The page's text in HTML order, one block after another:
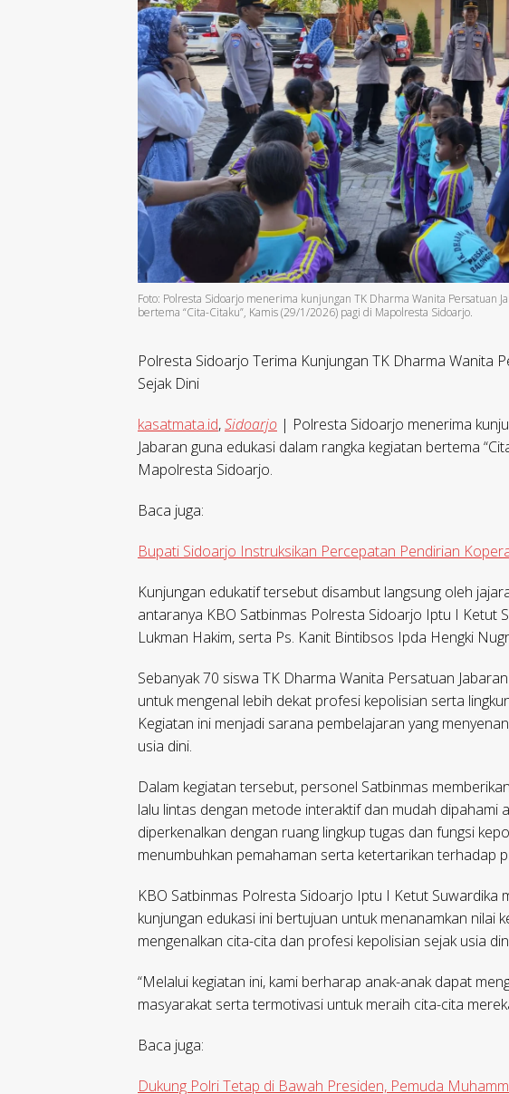
Foto: Polresta Sidoarjo menerima kunjungan TK Dharma Wanita Persatuan
bertema “Cita-Citaku”, Kamis (29/1/2026) pagi di Mapolresta Sidoarjo.
Polresta Sidoarjo Terima Kunjungan TK Dharma Wanita
Sejak Dini
kasatmata.id,Sidoarjo | Polresta Sidoarjo menerima
Jabaran guna edukasi dalam rangka kegiatan bertema
Mapolresta Sidoarjo.
Baca juga:
Bupati Sidoarjo Instruksikan Percepatan Pendirian
Kunjungan edukatif tersebut disambut langsung oleh
antaranya KBO Satbinmas Polresta Sidoarjo Iptu I Ketut
Lukman Hakim, serta Ps. Kanit Bintibsos Ipda Hengki
Sebanyak 70 siswa TK Dharma Wanita Persatuan
untuk mengenal lebih dekat profesi kepolisian serta
Kegiatan ini menjadi sarana pembelajaran yang
usia dini.
Dalam kegiatan tersebut, personel Satbinmas
lalu lintas dengan metode interaktif dan mudah dipahami
diperkenalkan dengan ruang lingkup tugas dan fungsi
menumbuhkan pemahaman serta ketertarikan terhadap
KBO Satbinmas Polresta Sidoarjo Iptu I Ketut Suwardika
kunjungan edukasi ini bertujuan untuk menanamkan nilai
mengenalkan cita-cita dan profesi kepolisian sejak usia
“Melalui kegiatan ini, kami berharap anak-anak dapat
masyarakat serta termotivasi untuk meraih cita-cita
Baca juga:
Dukung Polri Tetap di Bawah Presiden, Pemuda